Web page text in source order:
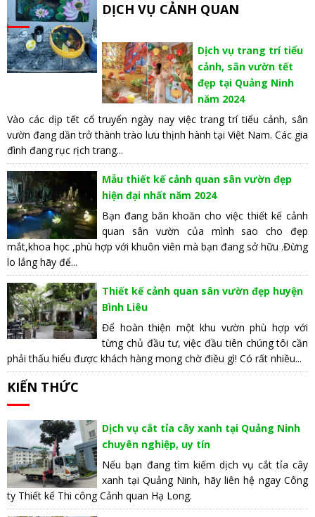
DỊCH VỤ CẢNH QUAN
Dịch vụ trang trí tiểu
cảnh, sân vườn tết
đẹp tại Quảng Ninh
năm 2024
Vào các dịp tết cổ truyển ngày nay việc trang trí tiểu cảnh, sân
vườn đang dần trở thành trào lưu thịnh hành tại Việt Nam. Các gia
đình đang rục rịch trang...
Mẫu thiết kế cảnh quan sân vườn đẹp
hiện đại nhất năm 2024
Bạn đang băn khoăn cho việc thiết kế cảnh
quan sân vườn của mình sao cho đẹp
mắt,khoa học ,phù hợp với khuôn viên mà bạn đang sở hữu .Đừng
lo lắng hãy để...
Thiết kế cảnh quan sân vườn đẹp huyện
Bình Liêu
Để hoàn thiện một khu vườn phù hợp với
từng chủ đầu tư, việc đầu tiên chúng tôi cần
phải thấu hiểu được khách hàng mong chờ điều gì! Có rất nhiều...
KIẾN THỨC
Dịch vụ cắt tỉa cây xanh tại Quảng Ninh
chuyên nghiệp, uy tín
Nếu bạn đang tìm kiếm dịch vụ cắt tỉa cây
xanh tại Quảng Ninh, hãy liên hệ ngay Công
ty Thiết kế Thi công Cảnh quan Hạ Long.